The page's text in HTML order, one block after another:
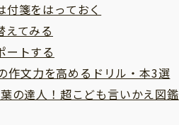
箋をはっておく
てみる
ートする
作文力を高めるドリル・本3選
の達人！超こども言いかえ図鑑